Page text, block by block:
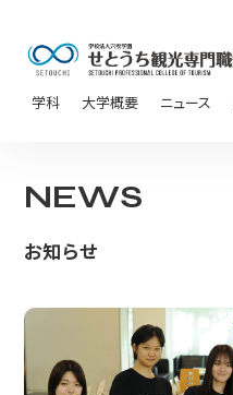
学科 大学概要 ニュース
NEWS
お知らせ